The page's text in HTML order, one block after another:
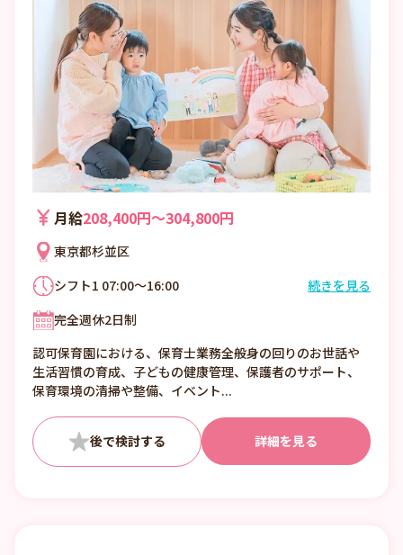
月給208,400円〜304,800円
東京都杉並区
シフト1 07:00～16:00
シフト3 11:00～20:00
続きを見る
完全週休2日制
認可保育園における、保育士業務全般身の回りのお世話や
生活習慣の育成、子どもの健康管理、保護者のサポート、
保育環境の清掃や整備、イベント...
詳細を見る